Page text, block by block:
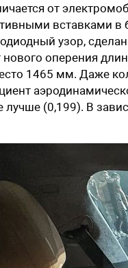
от
вставками в
узор,
нового оперения
1465 мм. Даже
лучше (0,199). В